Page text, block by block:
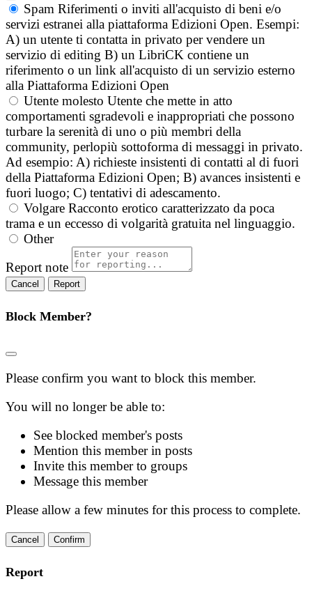
Spam Riferimenti o inviti all'acquisto di beni e/o
servizi estranei alla piattaforma Edizioni Open. Esempi:
A) un utente ti contatta in privato per vendere un
servizio di editing B) un LibriCK contiene un
riferimento o un link all'acquisto di un servizio esterno
alla Piattaforma Edizioni Open
Utente molesto Utente che mette in atto
comportamenti sgradevoli e inappropriati che possono
turbare la serenità di uno o più membri della
community, perlopiù sottoforma di messaggi in privato.
Ad esempio: A) richieste insistenti di contatti al di fuori
della Piattaforma Edizioni Open; B) avances insistenti e
fuori luogo; C) tentativi di adescamento.
Volgare Racconto erotico caratterizzato da poca
trama e un eccesso di volgarità gratuita nel linguaggio.
Other
Report note
Report
Block Member?
Please confirm you want to block this member.
You will no longer be able to:
See blocked member's posts
Mention this member in posts
Invite this member to groups
Message this member
Please allow a few minutes for this process to complete.
Confirm
Report